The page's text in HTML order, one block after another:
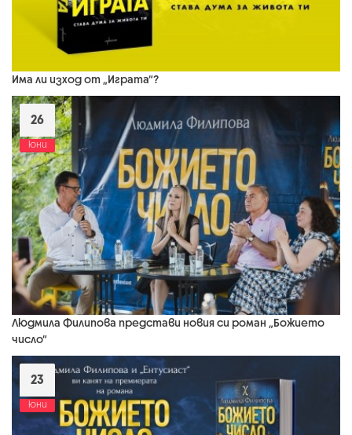
Има ли изход от „Играта“?
26
юни
Людмила Филипова представи новия си роман „Божието
число“
23
юни